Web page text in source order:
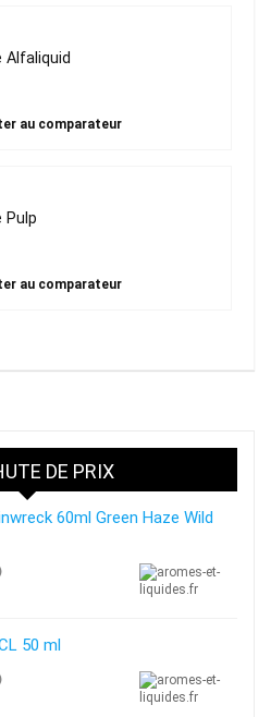
Alfaliquid
au comparateur
Pulp
au comparateur
DE PRIX
60ml Green Haze Wild
50 ml